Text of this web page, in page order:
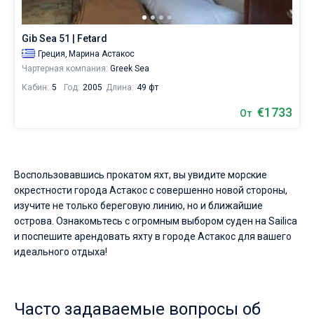
каталоге
аренду
вы
найдете
как
любителей
спокойного
отдыха,
так
и
представляют
Gib Sea 51 | Fetard
Греция, Марина Астакос
Чартерная компания: Greek Sea
Кабин: 5 Год: 2005 Длина: 49 фт
От €1733
Воспользовавшись прокатом яхт, вы увидите морские
окрестности города Астакос с совершенно новой стороны,
изучите не только береговую линию, но и ближайшие
острова. Ознакомьтесь с огромным выбором суден на Sailica
и поспешите арендовать яхту в городе Астакос для вашего
идеального отдыха!
Часто задаваемые вопросы об
Со шкипером